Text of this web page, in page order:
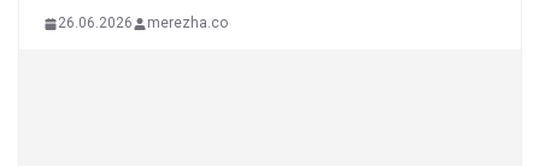
26.06.2026 merezha.co